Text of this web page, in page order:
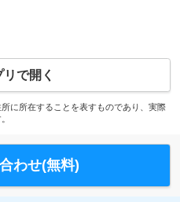
で開く
に所在することを表すものであり、実際
わせ(無料)